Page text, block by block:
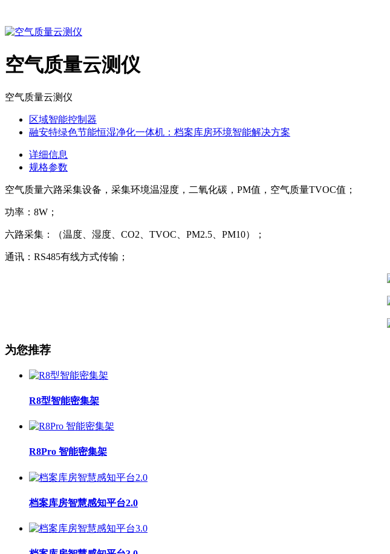
空气质量云测仪
空气质量云测仪
区域智能控制器
融安特绿色节能恒湿净化一体机：档案库房环境智能解决方案
详细信息
规格参数
空气质量六路采集设备，采集环境温湿度，二氧化碳，PM值，空气质量TVOC值；
功率：8W；
六路采集：（温度、湿度、CO2、TVOC、PM2.5、PM10）；
通讯：RS485有线方式传输；
为您推荐
R8型智能密集架
R8Pro 智能密集架
档案库房智慧感知平台2.0